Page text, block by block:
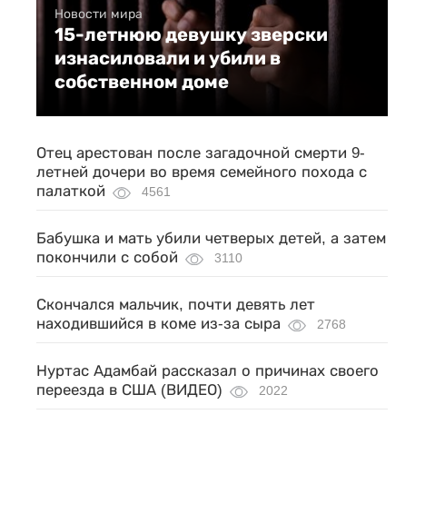
Новости мира
15-летнюю девушку зверски
изнасиловали и убили в
собственном доме
Отец арестован после загадочной смерти 9-
летней дочери во время семейного похода с
палаткой
4561
Бабушка и мать убили четверых детей, а затем
покончили с собой
3110
Скончался мальчик, почти девять лет
находившийся в коме из-за сыра
2768
Нуртас Адамбай рассказал о причинах своего
переезда в США (ВИДЕО)
2022